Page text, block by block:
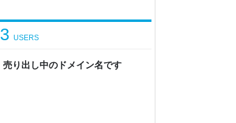
売り出し中のドメイン名です
3 USERS